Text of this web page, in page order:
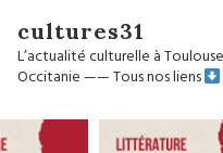
cultures31
L’actualité culturelle à
Occitanie——Tous nos liens